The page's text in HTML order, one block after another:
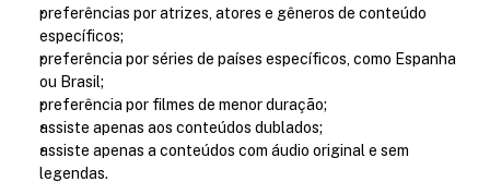
preferências por atrizes, atores e gêneros de conteúdo
específicos;
preferência por séries de países específicos, como Espanha
ou Brasil;
preferência por filmes de menor duração;
assiste apenas aos conteúdos dublados;
assiste apenas a conteúdos com áudio original e sem
legendas.